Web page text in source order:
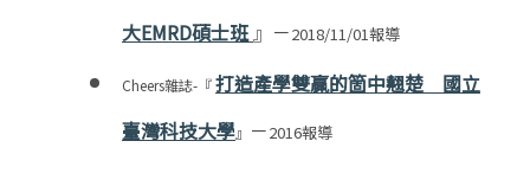
大EMRD碩士班 』－2018/11/01報導
Cheers雜誌-『打造產學雙贏的箇中翹楚 國立
臺灣科技大學』 －2016報導